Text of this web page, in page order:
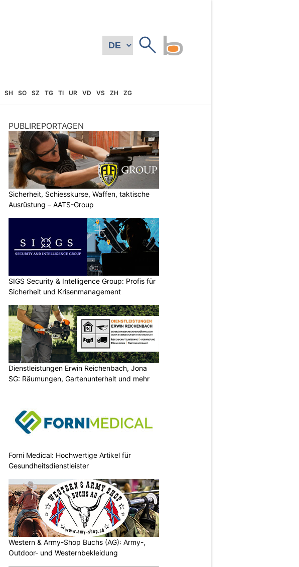
SH SO SZ TG TI UR VD VS ZH ZG
PUBLIREPORTAGEN
Sicherheit, Schiesskurse, Waffen, taktische
Ausrüstung – AATS-Group
SIGS Security & Intelligence Group: Profis für
Sicherheit und Krisenmanagement
Dienstleistungen Erwin Reichenbach, Jona
SG: Räumungen, Gartenunterhalt und mehr
Forni Medical: Hochwertige Artikel für
Gesundheitsdienstleister
Western & Army-Shop Buchs (AG): Army-,
Outdoor- und Westernbekleidung